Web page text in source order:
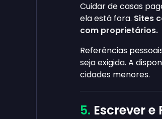
Cuidar de casas
ela está fora. Sites
com proprietários.
Referências
seja exigida. A
cidades menores.
Escrever